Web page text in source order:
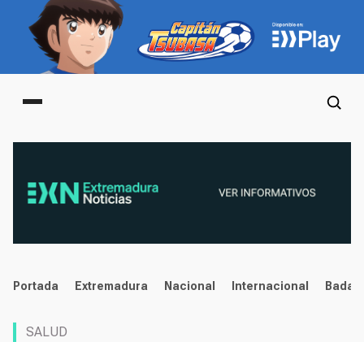
Main menu
noticias
Portada Extremadura Nacional Internacional
SALUD